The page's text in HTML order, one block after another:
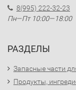
8(995) 222-32-23
Пн—Пт 10:00—18:00
РАЗДЕЛЫ
Запасные части
Продукты,